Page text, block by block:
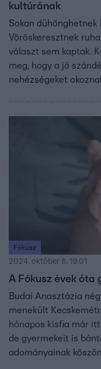
kultúrának
Sokan
Vöröskeresztnek
választ sem kaptak.
meg, hogy a jó
nehézségeket
Fókusz
2024. október 8. 19:01
A Fókusz évek óta
Budai Anasztázia
menekült
hónapos kisfia már
de gyermekeit is
adományainak